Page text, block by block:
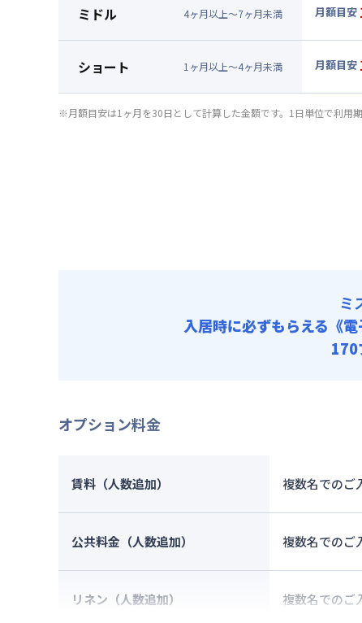
光熱費
清掃料
ミドル 4ヶ月以上～7ヶ月未満 月額目安
光熱費
清掃料
ショート 1 ヶ月以上～4ヶ月未満 月額目安
月額賃
※月額目安は1ヶ月を30日として計算した金額です。1日単位で利用
ミ
入居時に必ずもらえる 《
170
オプション料金
賃料（人数追加） 複数名でのご
公共料金（人数追加） 複数名でのご
リネン（人数追加） 複数名でのご